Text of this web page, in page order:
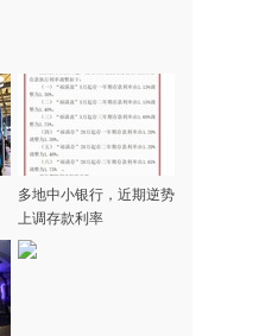
多地中小银行，近期逆势
上调存款利率